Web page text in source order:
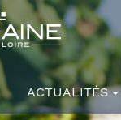
ACTUALITÉS